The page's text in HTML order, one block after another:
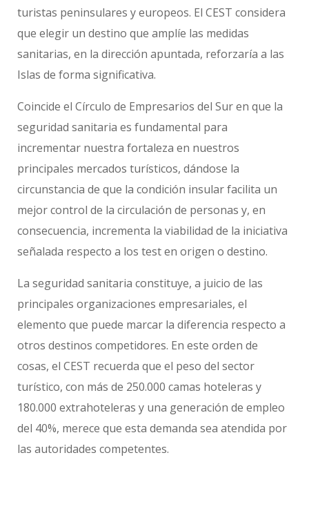
turistas peninsulares y europeos. El CEST considera
que elegir un destino que amplíe las medidas
sanitarias, en la dirección apuntada, reforzaría a las
Islas de forma significativa.
Coincide el Círculo de Empresarios del Sur en que la
seguridad sanitaria es fundamental para
incrementar nuestra fortaleza en nuestros
principales mercados turísticos, dándose la
circunstancia de que la condición insular facilita un
mejor control de la circulación de personas y, en
consecuencia, incrementa la viabilidad de la iniciativa
señalada respecto a los test en origen o destino.
La seguridad sanitaria constituye, a juicio de las
principales organizaciones empresariales, el
elemento que puede marcar la diferencia respecto a
otros destinos competidores. En este orden de
cosas, el CEST recuerda que el peso del sector
turístico, con más de 250.000 camas hoteleras y
180.000 extrahoteleras y una generación de empleo
del 40%, merece que esta demanda sea atendida por
las autoridades competentes.